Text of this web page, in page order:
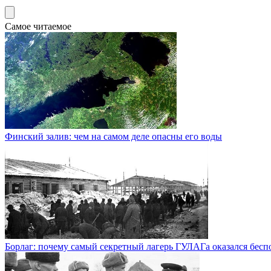
Самое читаемое
Финский залив: чем на самом деле опасны его воды
Борлаг: почему самый секретный лагерь ГУЛАГа оказался